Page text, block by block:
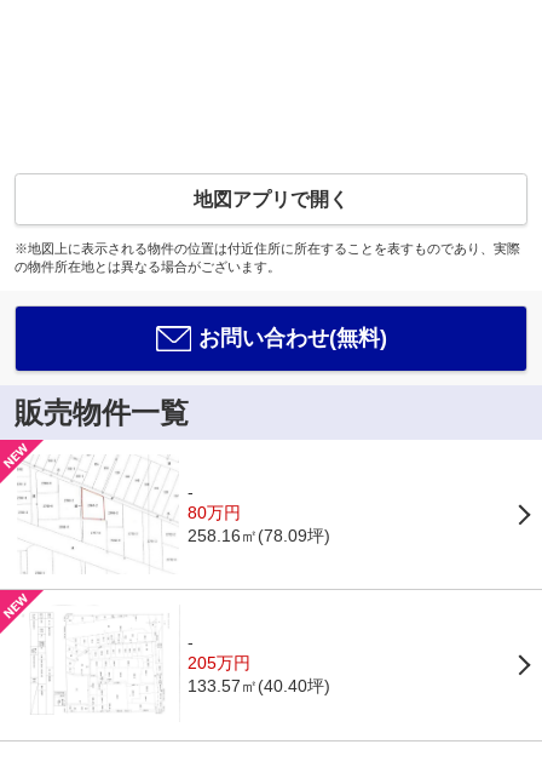
地図アプリで開く
※地図上に表示される物件の位置は付近住所に所在することを表すものであり、実際
の物件所在地とは異なる場合がございます。
お問い合わせ(無料)
販売物件一覧
-
80万円
258.16㎡(78.09坪)
-
205万円
133.57㎡(40.40坪)